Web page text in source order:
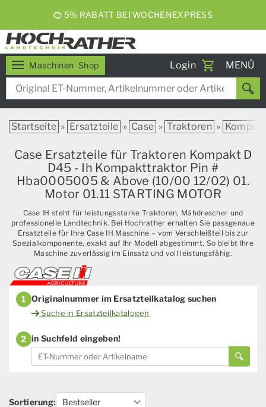
5% RABATT BEI WOCHENEXPRESS
Maschinen Shop Login
Toggle
MENÜ
Startseite » Ersatzteile » Case » Traktoren »
Case Ersatzteile für Traktoren Kompakt D
D45 - Ih Kompakttraktor Pin #
Hba0005005 & Above (10/00 12/02) 01.
Motor 01.11 STARTING MOTOR
Case IH steht für leistungsstarke Traktoren, Mähdrescher und
professionelle Landtechnik. Bei Hochrather erhalten Sie passgenaue
Ersatzteile für Ihre Case IH Maschine – vom Verschleißteil bis zur
Spezialkomponente, exakt auf Ihr Modell abgestimmt. So bleibt Ihre
Maschine zuverlässig im Einsatz und voll leistungsfähig.
1 Originalnummer im Ersatzteilkatalog suchen
Suche in Ersatzteilkatalogen
2 in Suchfeld eingeben!
Sortierung: